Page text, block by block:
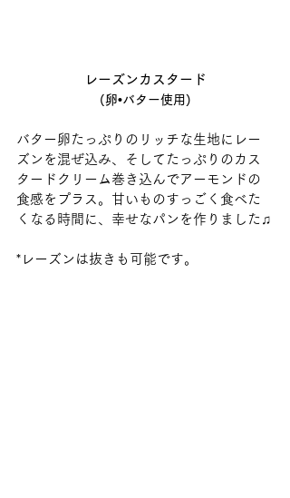
レーズンカスタード
(卵•バター使用)
バター卵たっぷりのリッチな生地にレー
ズンを混ぜ込み、そしてたっぷりのカス
タードクリーム巻き込んでアーモンドの
食感をプラス。甘いものすっごく食べた
くなる時間に、幸せなパンを作りました♫
*レーズンは抜きも可能です。